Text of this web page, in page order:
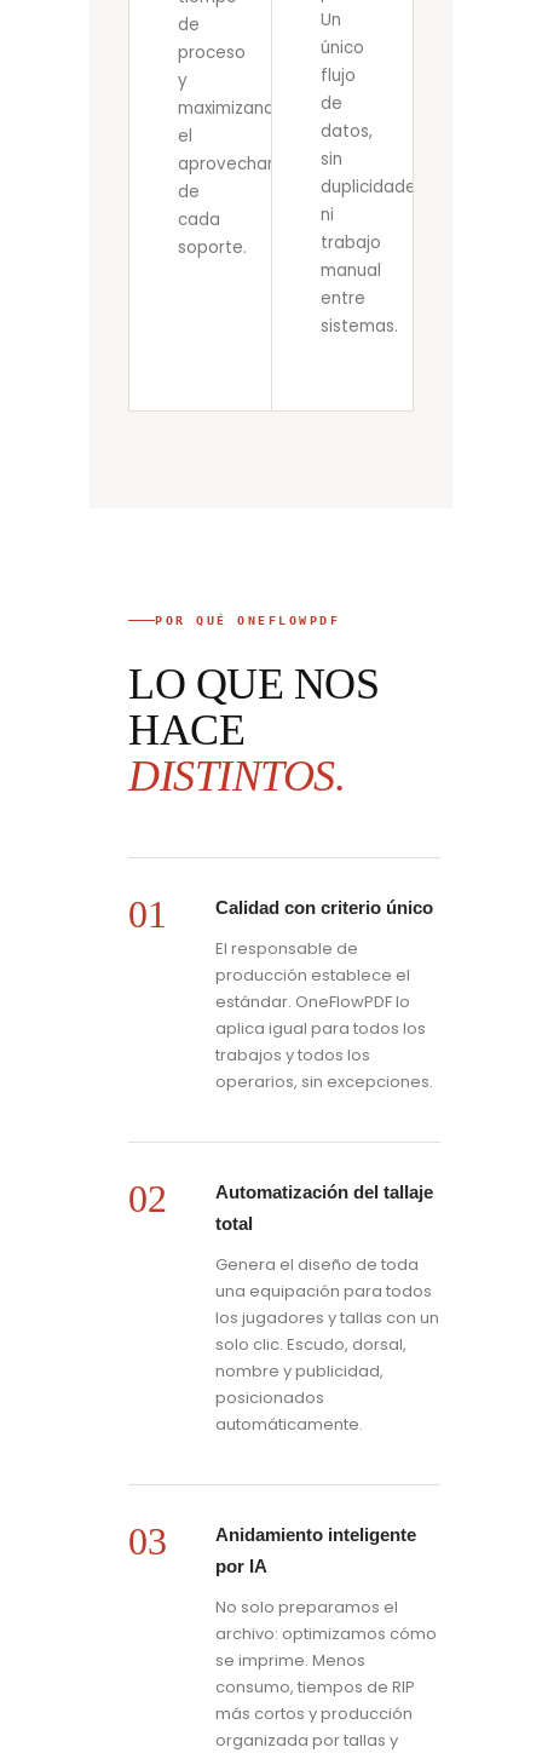
de
proceso
y
maximizando
el
aprovechamiento
de
cada
soporte.
Un
único
flujo
de
datos,
sin
duplicidades
ni
trabajo
manual
entre
sistemas.
POR QUÉ ONEFLOWPDF
LO QUE NOS
HACE
DISTINTOS.
01 Calidad con criterio único
El responsable de
producción establece el
estándar. OneFlowPDF lo
aplica igual para todos los
trabajos y todos los
operarios, sin excepciones.
02
Automatización del tallaje
total
Genera el diseño de toda
una equipación para todos
los jugadores y tallas con un
solo clic. Escudo, dorsal,
nombre y publicidad,
posicionados
automáticamente.
03
Anidamiento inteligente
por IA
No solo preparamos el
archivo: optimizamos cómo
se imprime. Menos
consumo, tiempos de RIP
más cortos y producción
organizada por tallas y